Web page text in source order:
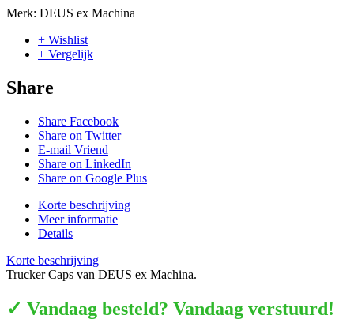
Merk: DEUS ex Machina
+ Wishlist
+ Vergelijk
Share
Share Facebook
Share on Twitter
E-mail Vriend
Share on LinkedIn
Share on Google Plus
Korte beschrijving
Meer informatie
Details
Korte beschrijving
Trucker Caps van DEUS ex Machina.
✓ Vandaag besteld? Vandaag verstuurd!